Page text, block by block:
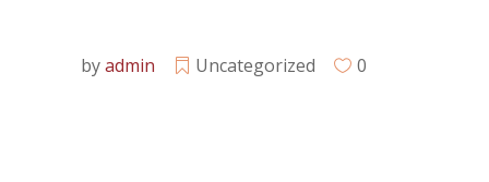
byadmin Uncategorized 0